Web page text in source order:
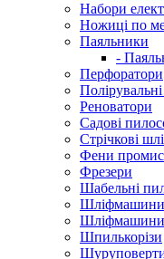
Набори
Ножиці по
Паяльники
-
Перфоратори
Реноватори
Садові
Стрічкові
Фени
Фрезери
Шабельні
Шліфмашини
Шліфмашини
Шпилькорізи